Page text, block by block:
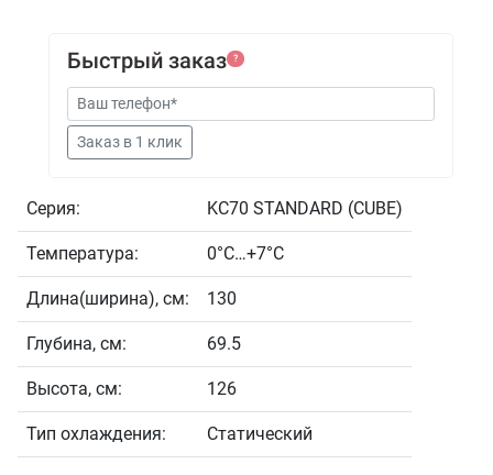
Быстрый заказ ?
Серия: KC70 STANDARD (CUBE)
Температура: 0°С…+7°С
Длина(ширина), см: 130
Глубина, см: 69.5
Высота, см: 126
Тип охлаждения: Статический